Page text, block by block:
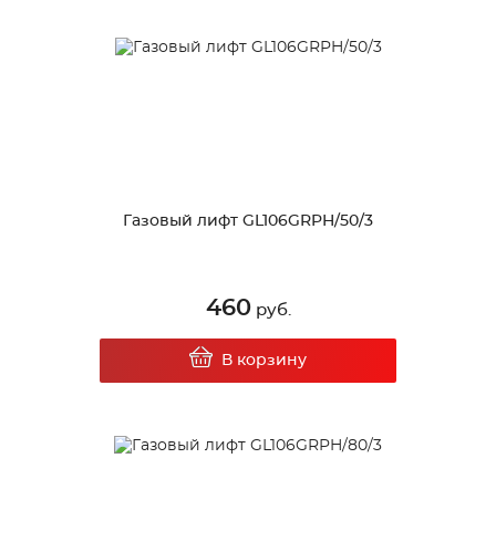
Газовый лифт GL106GRPH/50/3
460руб.
В корзину